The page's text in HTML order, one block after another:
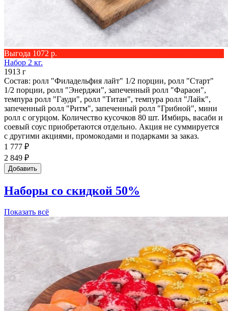
Выгода 1072 р.
Набор 2 кг.
1913 г
Состав: ролл "Филадельфия лайт" 1/2 порции, ролл "Старт"
1/2 порции, ролл "Энерджи", запеченный ролл "Фараон",
темпура ролл "Гауди", ролл "Титан", темпура ролл "Лайк",
запеченный ролл "Ритм", запеченный ролл "Грибной", мини
ролл с огурцом. Количество кусочков 80 шт. Имбирь, васаби и
соевый соус приобретаются отдельно. Акция не суммируется
с другими акциями, промокодами и подарками за заказ.
1 777 ₽
2 849 ₽
Добавить
Наборы со скидкой 50%
Показать всё